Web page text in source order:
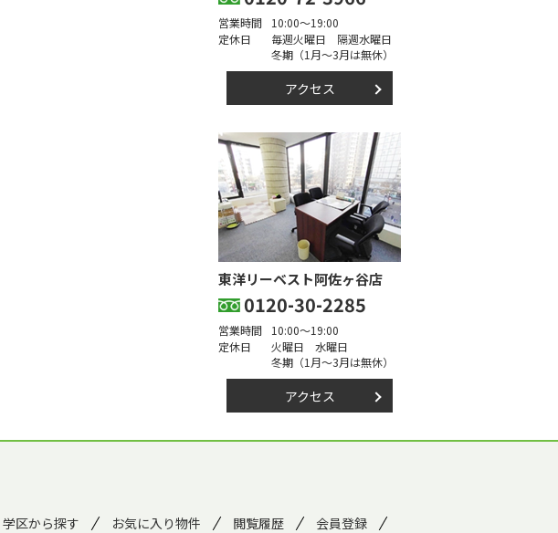
営業時間
10:00～19:00
定休日
毎週火曜日 隔週水曜日
冬期（1月～3月は無休）
アクセス
東洋リーベスト阿佐ヶ谷店
0120-30-2285
営業時間
10:00～19:00
定休日
火曜日 水曜日
冬期（1月～3月は無休）
アクセス
学区から探す お気に入り物件 閲覧履歴
会員登録